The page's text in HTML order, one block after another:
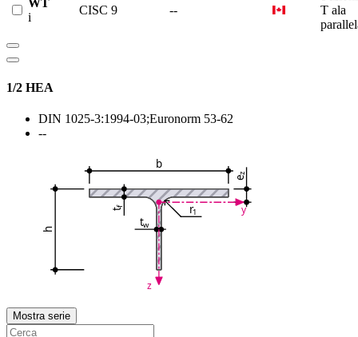
WT
i
CISC 9 --
T ala
1/2 HEA
DIN 1025-3:1994-03;Euronorm 53-62
--
b
h
t
f
tw
e
z
r1 y
z
Mostra serie